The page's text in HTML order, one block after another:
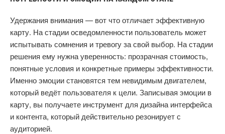
Удержания внимания — вот что отличает эффективную
карту. На стадии осведомленности пользователь может
испытывать сомнения и тревогу за свой выбор. На стадии
решения ему нужна уверенность: прозрачная стоимость,
понятные условия и конкретные примеры эффективности.
Именно эмоции становятся тем невидимым двигателем,
который ведёт пользователя к цели. Записывая эмоции в
карту, вы получаете инструмент для дизайна интерфейса
и контента, который действительно резонирует с
аудиторией.